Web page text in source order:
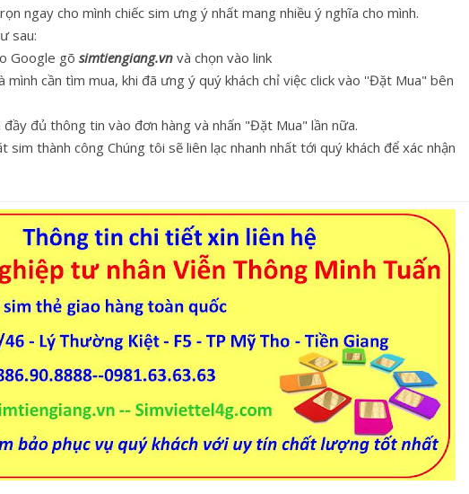
ngay cho mình chiếc sim ưng ý nhất mang nhiều ý nghĩa cho mình.
sau:
Google gõ simtiengiang.vn và chọn vào link
mình cần tìm mua, khi đã ưng ý quý khách chỉ việc click vào ''Đặt Mua" bên
đầy đủ thông tin vào đơn hàng và nhấn "Đặt Mua" lần nữa.
sim thành công Chúng tôi sẽ liên lạc nhanh nhất tới quý khách để xác nhận